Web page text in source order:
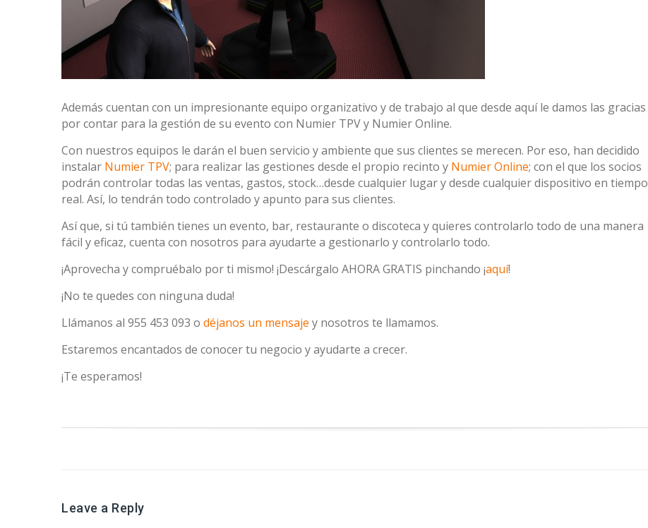
Además cuentan con un impresionante equipo organizativo y de trabajo al que desde aquí le damos las gracias
por contar para la gestión de su evento con Numier TPV y Numier Online.
Con nuestros equipos le darán el buen servicio y ambiente que sus clientes se merecen. Por eso, han decidido
instalar Numier TPV; para realizar las gestiones desde el propio recinto y Numier Online; con el que los socios
podrán controlar todas las ventas, gastos, stock…desde cualquier lugar y desde cualquier dispositivo en tiempo
real. Así, lo tendrán todo controlado y apunto para sus clientes.
Así que, si tú también tienes un evento, bar, restaurante o discoteca y quieres controlarlo todo de una manera
fácil y eficaz, cuenta con nosotros para ayudarte a gestionarlo y controlarlo todo.
¡Aprovecha y compruébalo por ti mismo! ¡Descárgalo AHORA GRATIS pinchando ¡aquí!
¡No te quedes con ninguna duda!
Llámanos al 955 453 093 o déjanos un mensaje y nosotros te llamamos.
Estaremos encantados de conocer tu negocio y ayudarte a crecer.
¡Te esperamos!
Leave a Reply